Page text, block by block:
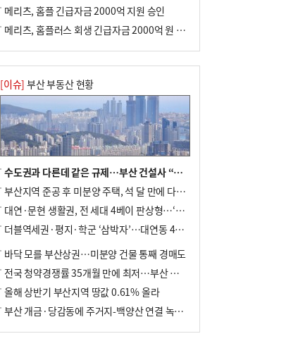
메리츠, 홈플 긴급자금 2000억 지원 승인
메리츠, 홈플러스 회생 긴급자금 2000억 원 지원 승인
[이슈] 부산 부동산 현황
수도권과 다른데 같은 규제…부산 건설사 “쓰러지기 직전”
부산지역 준공 후 미분양 주택, 석 달 만에 다시 3000가구 넘어서
대연·문현 생활권, 전 세대 4베이 판상형…‘더샵 트리센트’ 내달 분양
더블역세권·평지·학군 ‘삼박자’…대연동 42층 브랜드 단지
바닥 모를 부산상권…미분양 건물 통째 경매도
전국 청약경쟁률 35개월 만에 최저…부산 미분양 ‘적체’ 심화
올해 상반기 부산지역 땅값 0.61% 올라
부산 개금·당감동에 주거지-백양산 연결 녹지 조성